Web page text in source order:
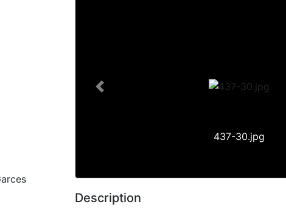
437-30.jpg
Previous
Description